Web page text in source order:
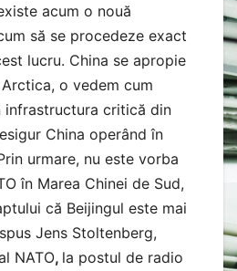
acum o nouă
să se procedeze exact
lucru. China se apropie
o vedem cum
infrastructura critică din
China operând în
urmare, nu este vorba
în Marea Chinei de Sud,
că Beijingul este mai
Jens Stoltenberg,
NATO, la postul de radio